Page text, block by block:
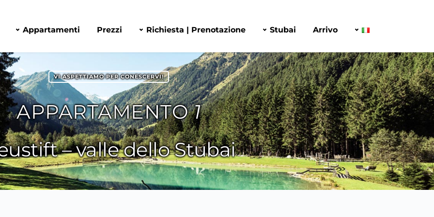
Appartamenti Prezzi Richiesta | Prenotazione Stubai Arrivo
VI ASPETTIAMO PER CONESCERVI!
APPARTAMENTO 1
– valle dello Stubai